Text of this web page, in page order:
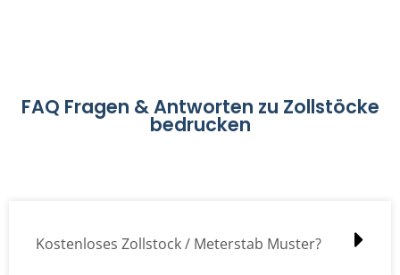
FAQ Fragen & Antworten zu Zollstöcke
bedrucken
Kostenloses Zollstock / Meterstab Muster?